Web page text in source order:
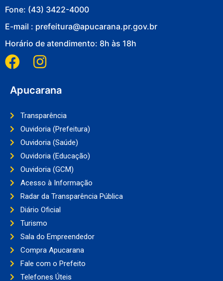
Fone: (43) 3422-4000
E-mail : prefeitura@apucarana.pr.gov.br
Horário de atendimento: 8h às 18h
Apucarana
Transparência
Ouvidoria (Prefeitura)
Ouvidoria (Saúde)
Ouvidoria (Educação)
Ouvidoria (GCM)
Acesso à Informação
Radar da Transparência Pública
Diário Oficial
Turismo
Sala do Empreendedor
Compra Apucarana
Fale com o Prefeito
Telefones Úteis